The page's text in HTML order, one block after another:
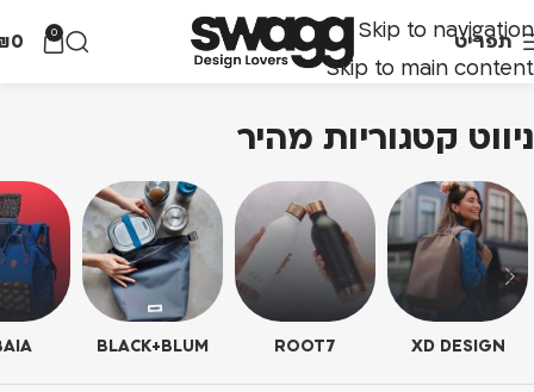
Skip to navigation
Skip to main content
תפריט 0
0
ניווט קטגוריות מהיר
XD DESIGN
ROOT7
BLACK+BLUM